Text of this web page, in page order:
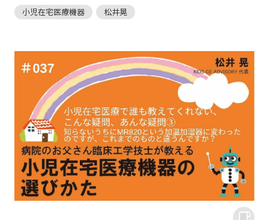
小児在宅医療機器 松井晃